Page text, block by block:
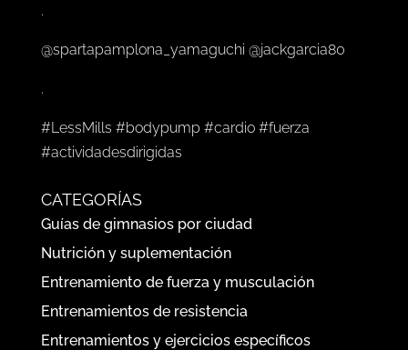
.
@spartapamplona_yamaguchi @jackgarcia80
.
#LessMills #bodypump #cardio #fuerza
#actividadesdirigidas
CATEGORÍAS
Guías de gimnasios por ciudad
Nutrición y suplementación
Entrenamiento de fuerza y musculación
Entrenamientos de resistencia
Entrenamientos y ejercicios específicos